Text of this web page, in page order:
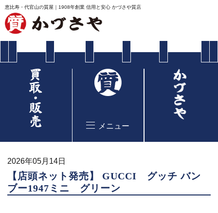
恵比寿・代官山の質屋｜1908年創業 信用と安心 かづさや質店
メニュー
2026年05月14日
【店頭ネット発売】 GUCCI グッチ バン
ブー1947ミニ グリーン